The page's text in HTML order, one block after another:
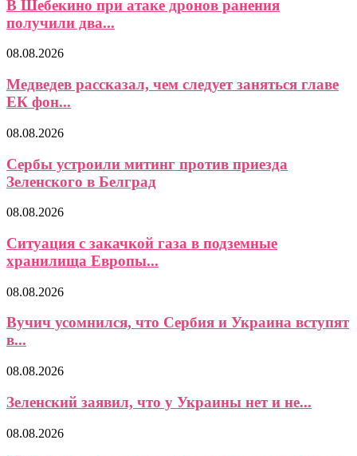
В Шебекино при атаке дронов ранения
получили два...
08.08.2026
Медведев рассказал, чем следует заняться главе
ЕК фон...
08.08.2026
Сербы устроили митинг против приезда
Зеленского в Белград
08.08.2026
Ситуация с закачкой газа в подземные
хранилища Европы...
08.08.2026
Вучич усомнился, что Сербия и Украина вступят
в...
08.08.2026
Зеленский заявил, что у Украины нет и не...
08.08.2026